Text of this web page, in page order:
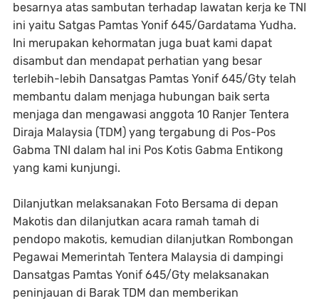
besarnya atas sambutan terhadap lawatan kerja ke TNI
ini yaitu Satgas Pamtas Yonif 645/Gardatama Yudha.
Ini merupakan kehormatan juga buat kami dapat
disambut dan mendapat perhatian yang besar
terlebih-lebih Dansatgas Pamtas Yonif 645/Gty telah
membantu dalam menjaga hubungan baik serta
menjaga dan mengawasi anggota 10 Ranjer Tentera
Diraja Malaysia (TDM) yang tergabung di Pos-Pos
Gabma TNI dalam hal ini Pos Kotis Gabma Entikong
yang kami kunjungi.
Dilanjutkan melaksanakan Foto Bersama di depan
Makotis dan dilanjutkan acara ramah tamah di
pendopo makotis, kemudian dilanjutkan Rombongan
Pegawai Memerintah Tentera Malaysia di dampingi
Dansatgas Pamtas Yonif 645/Gty melaksanakan
peninjauan di Barak TDM dan memberikan